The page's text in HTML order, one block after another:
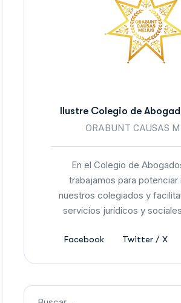
Ilustre Colegio de
ORABUNT CAUSAS
En el Colegio de
trabajamos para potenciar
nuestros colegiados y
servicios jurídicos y
Facebook Twitter / X